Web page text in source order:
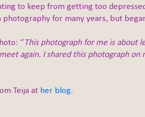
to keep from getting too
photography for many years, but
“This photograph for me is about
again. I shared this photograph
Teija at her blog.